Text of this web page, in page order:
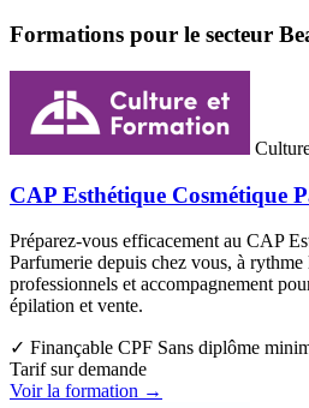
Formations pour le secteur
CAP Esthétique Cosmétique
Préparez-vous efficacement au CAP
Parfumerie depuis chez vous, à
professionnels et accompagnement
épilation et vente.
✓ Finançable CPF Sans diplôme
Tarif sur demande
Voir la formation →